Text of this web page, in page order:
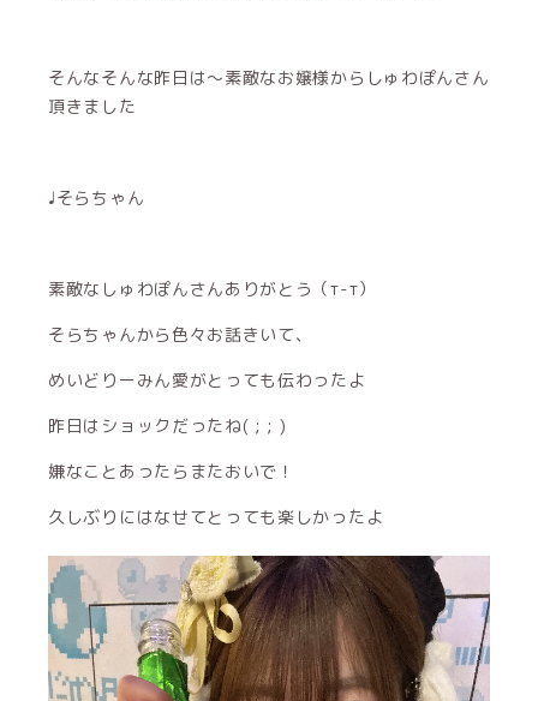
そんなそんな昨日は〜素敵なお嬢様からしゅわぽんさん
頂きました
♩そらちゃん
素敵なしゅわぽんさんありがとう（т-т）
そらちゃんから色々お話きいて、
めいどりーみん愛がとっても伝わったよ
昨日はショックだったね( ; ; )
嫌なことあったらまたおいで！
久しぶりにはなせてとっても楽しかったよ